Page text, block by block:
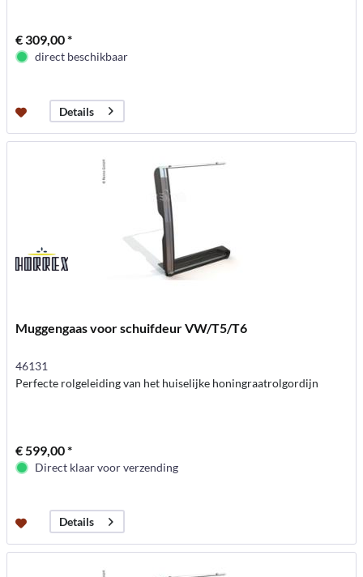
€ 309,00 *
direct beschikbaar
Details
Muggengaas voor schuifdeur VW/T5/T6
46131
Perfecte rolgeleiding van het huiselijke honingraatrolgordijn
€ 599,00 *
Direct klaar voor verzending
Details